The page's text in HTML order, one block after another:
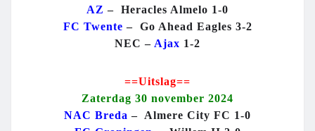
AZ – Heracles Almelo 1-0
FC Twente – Go Ahead Eagles 3-2
NEC – Ajax 1-2
==Uitslag==
Zaterdag 30 november 2024
NAC Breda – Almere City FC 1-0